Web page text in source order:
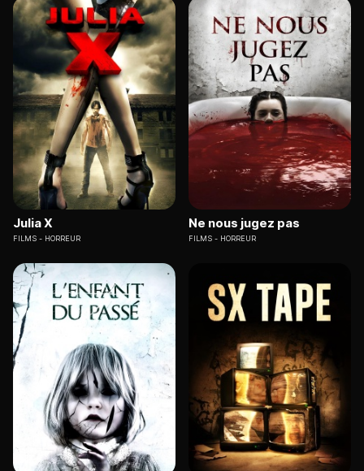
Julia X
FILMS HORREUR
Ne nous jugez pas
FILMS HORREUR